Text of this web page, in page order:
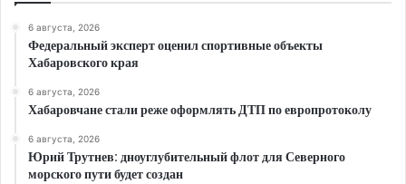
6 августа, 2026
Федеральный эксперт оценил спортивные объекты
Хабаровского края
6 августа, 2026
Хабаровчане стали реже оформлять ДТП по европротоколу
6 августа, 2026
Юрий Трутнев: дноуглубительный флот для Северного
морского пути будет создан